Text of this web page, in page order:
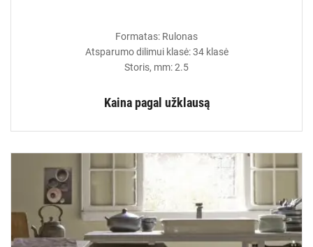
Formatas: Rulonas
Atsparumo dilimui klasė: 34 klasė
Storis, mm: 2.5
Kaina pagal užklausą